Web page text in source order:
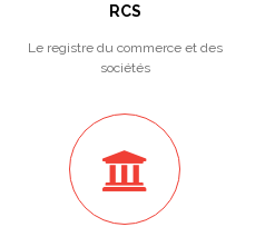
RCS
Le registre du commerce et des
sociétés